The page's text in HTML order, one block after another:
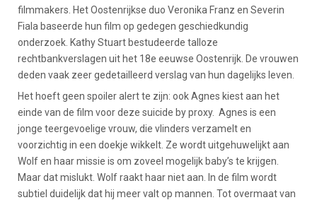
filmmakers. Het Oostenrijkse duo Veronika Franz en Severin
Fiala baseerde hun film op gedegen geschiedkundig
onderzoek. Kathy Stuart bestudeerde talloze
rechtbankverslagen uit het 18e eeuwse Oostenrijk. De vrouwen
deden vaak zeer gedetailleerd verslag van hun dagelijks leven.
Het hoeft geen spoiler alert te zijn: ook Agnes kiest aan het
einde van de film voor deze suicide by proxy. Agnes is een
jonge teergevoelige vrouw, die vlinders verzamelt en
voorzichtig in een doekje wikkelt. Ze wordt uitgehuwelijkt aan
Wolf en haar missie is om zoveel mogelijk baby’s te krijgen.
Maar dat mislukt. Wolf raakt haar niet aan. In de film wordt
subtiel duidelijk dat hij meer valt op mannen. Tot overmaat van